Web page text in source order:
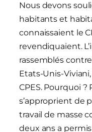
Nous devons
habitants et
connaissaient le
revendiquaient.
rassemblés
Etats-Unis-
CPES. Pourquoi
s’approprient de
travail de masse
deux ans a